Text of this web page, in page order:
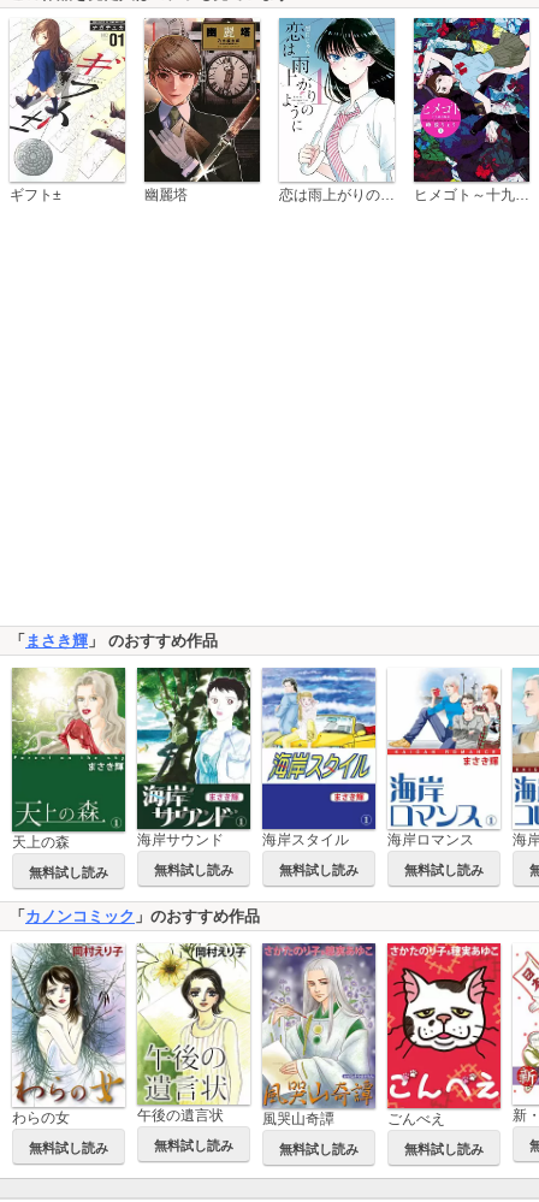
ギフト± 幽麗塔 ヒメゴト～十九歳の制服～
「 まさき輝 」 のおすすめ作品
天上の森
無料試し読み
海岸サウンド
無料試し読み
海岸スタイル
無料試し読み
海岸ロマンス
無料試し読み
「カノンコミック 」のおすすめ作品
わらの女
無料試し読み
午後の遺言状
無料試し読み
風哭山奇譚
無料試し読み
ごんべえ
無料試し読み
新